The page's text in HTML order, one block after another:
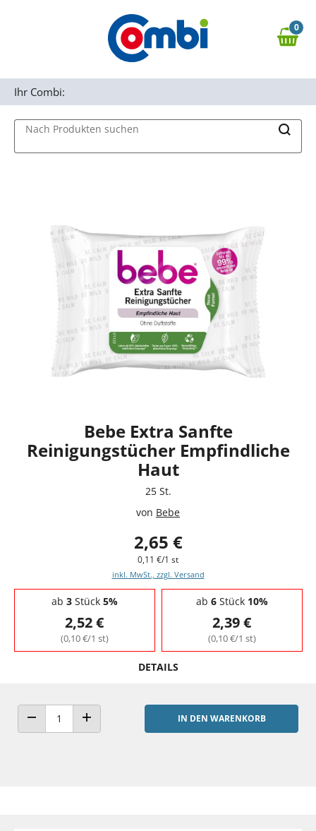
Zur Navigation springen
0,00 €
0
Nach Produkten suchen
Ihr Combi:
Bebe Extra Sanfte
Reinigungstücher Empfindliche
Haut
25 St.
von Bebe
2,65 €
0,11 €/1 st
inkl. MwSt., zzgl. Versand
Staffelpreise - Mengenrabatt
ab 3Stück 5%
2,52 €
(0,10 €/1 st)
ab 6Stück 10%
2,39 €
(0,10 €/1 st)
DETAILS
ANZAHL VERRINGERNANZAHL ERHÖHEN
IN DEN WARENKORB